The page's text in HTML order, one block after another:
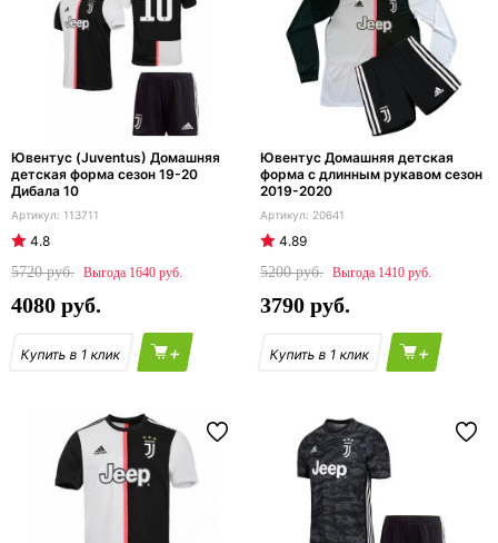
Ювентус (Juventus) Домашняя
детская форма сезон 19-20
Дибала 10
113711
4.8
5720
1640
4080
+
Ювентус Домашняя детская
форма с длинным рукавом сезон
2019-2020
20641
4.89
5200
1410
3790
+